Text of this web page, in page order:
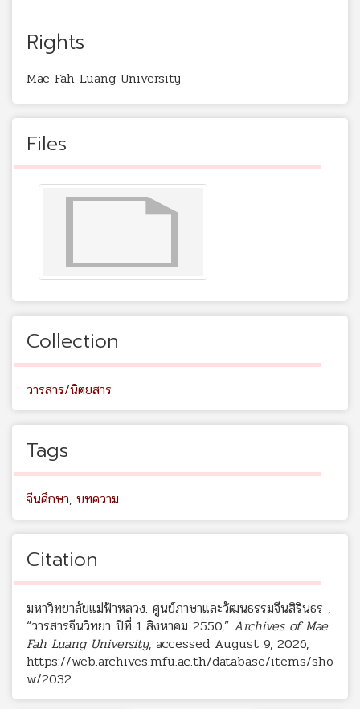
Rights
Mae Fah Luang University
Files
Collection
วารสาร/นิตยสาร
Tags
จีนศึกษา, บทความ
Citation
มหาวิทยาลัยแม่ฟ้าหลวง. ศูนย์ภาษาและวัฒนธรรมจีนสิรินธร ,
“วารสารจีนวิทยา ปีที่ 1 สิงหาคม 2550,” Archives of Mae
Fah Luang University, accessed August 9, 2026,
https://web.archives.mfu.ac.th/database/items/sho
w/2032.